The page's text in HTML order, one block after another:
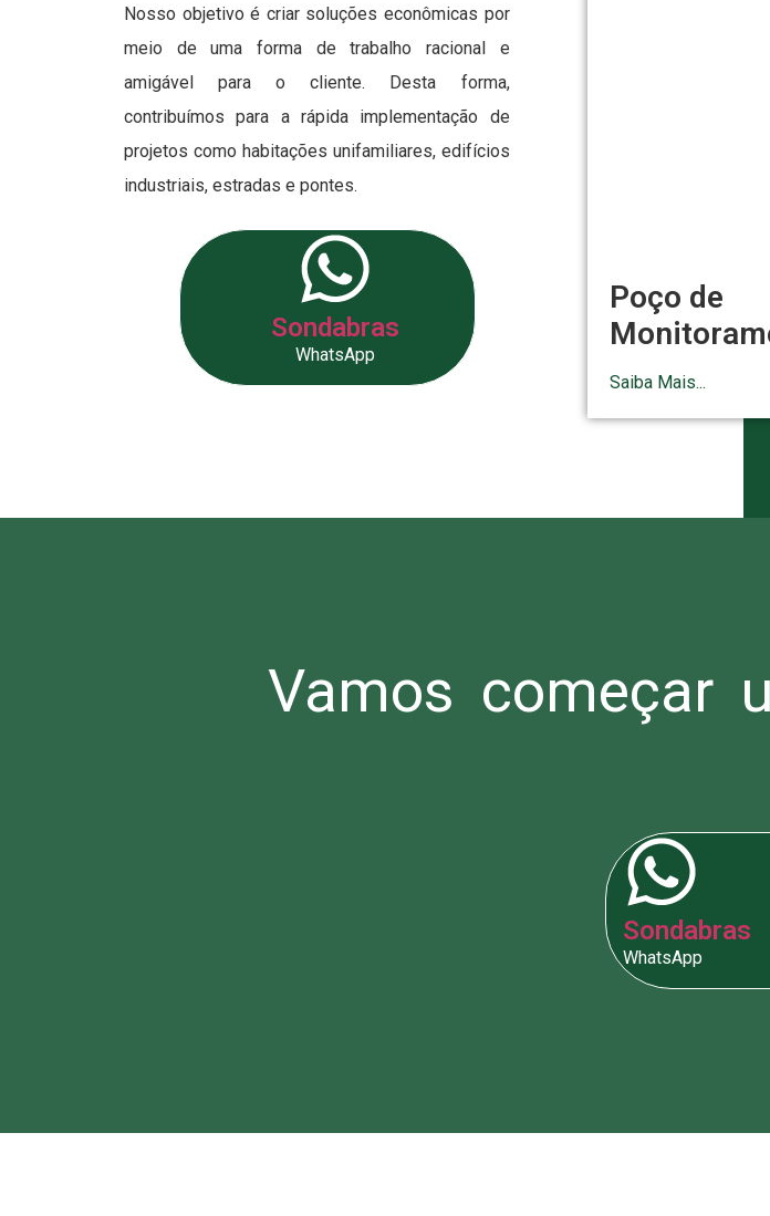
Nosso objetivo é criar soluções econômicas por
meio de uma forma de trabalho racional e
amigável para o cliente. Desta forma,
contribuímos para a rápida implementação de
projetos como habitações unifamiliares, edifícios
industriais, estradas e pontes.
Sondabras
WhatsApp
Poço de
Saiba Mais...
Vamos começar
Sondabras
WhatsApp